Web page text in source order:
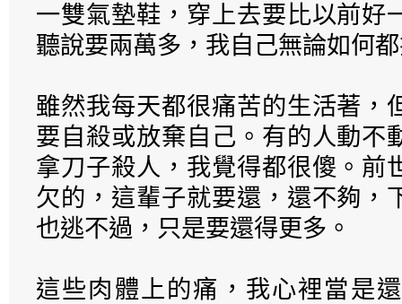
一雙氣墊鞋，穿上去要比以前好
聽說要兩萬多，我自己無論如何
雖然我每天都很痛苦的生活著，
要自殺或放棄自己。有的人動不
拿刀子殺人，我覺得都很傻。前
欠的，這輩子就要還，還不夠，
也逃不過，只是要還得更多。
這些肉體上的痛，我心裡當是